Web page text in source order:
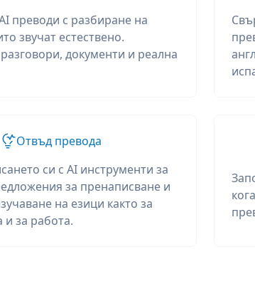
преводи с разбиране на
звучат естествено.
документи и реална
Отвъд превода
си с AI инструменти за
за пренаписване и
на езици както за
за работа.